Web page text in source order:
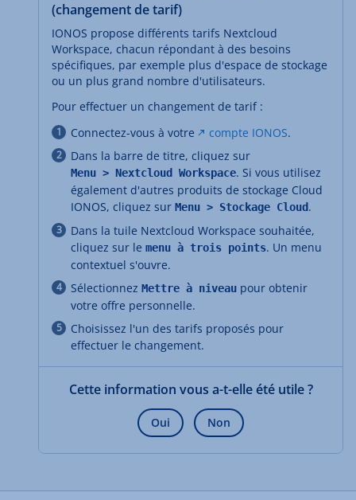
(changement de tarif)
IONOS propose différents tarifs Nextcloud
Workspace, chacun répondant à des besoins
spécifiques, par exemple plus d'espace de stockage
ou un plus grand nombre d'utilisateurs.
Pour effectuer un changement de tarif :
Connectez-vous à votre
compte IONOS.
Dans la barre de titre, cliquez sur
Menu > Nextcloud Workspace. Si vous utilisez
également d'autres produits de stockage Cloud
IONOS, cliquez sur Menu > Stockage Cloud.
Dans la tuile Nextcloud Workspace souhaitée,
cliquez sur le menu à trois points. Un menu
contextuel s'ouvre.
Sélectionnez Mettre à niveau pour obtenir
votre offre personnelle.
Choisissez l'un des tarifs proposés pour
effectuer le changement.
Cette information vous a-t-elle été utile ?
Oui Non